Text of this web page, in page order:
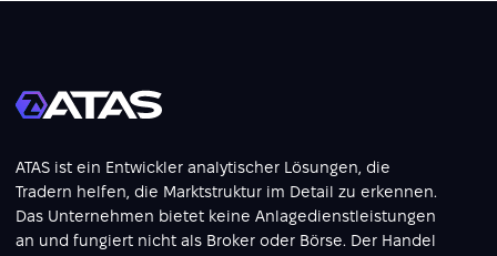
ATAS ist ein Entwickler analytischer Lösungen, die
Tradern helfen, die Marktstruktur im Detail zu erkennen.
Das Unternehmen bietet keine Anlagedienstleistungen
an und fungiert nicht als Broker oder Börse. Der Handel